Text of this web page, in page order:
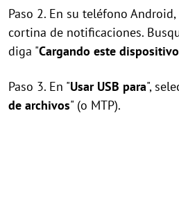
Paso 2. En su teléfono
cortina de notificaciones.
diga "Cargando este
Paso 3. En "Usar USB para",
de archivos" (o MTP).